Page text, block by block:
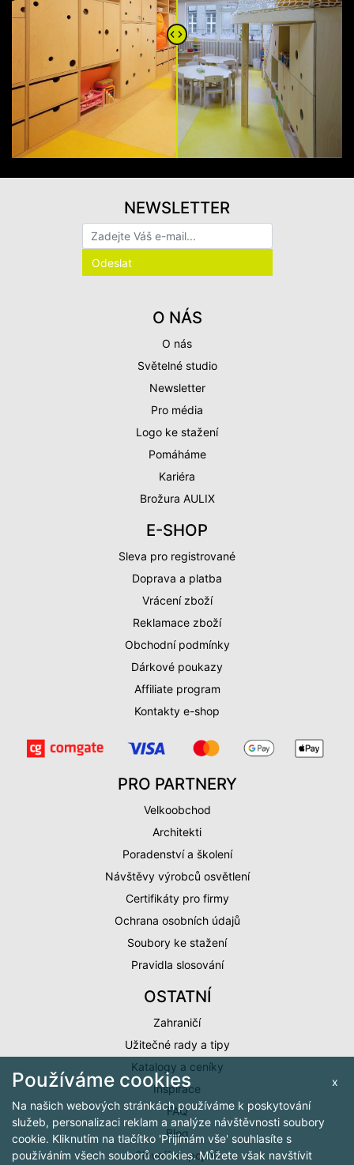
O NÁS
O nás
Světelné studio
Newsletter
Pro média
Logo ke stažení
Pomáháme
Kariéra
Brožura AULIX
E-SHOP
Sleva pro registrované
Doprava a platba
Vrácení zboží
Reklamace zboží
Obchodní podmínky
Dárkové poukazy
Affiliate program
Kontakty e-shop
PRO PARTNERY
Velkoobchod
Architekti
Poradenství a školení
Návštěvy výrobců osvětlení
Certifikáty pro firmy
Ochrana osobních údajů
Soubory ke stažení
Pravidla slosování
OSTATNÍ
Zahraničí
Užitečné rady a tipy
Katalogy a ceníky
Inspirace
FAQ
Blog
Slovníček pojmů
NEWSLETTER
x
Používáme cookies
Na našich webových stránkách používáme k poskytování
služeb, personalizaci reklam a analýze návštěvnosti soubory
cookie. Kliknutím na tlačítko 'Přijímám vše' souhlasíte s
používáním všech souborů cookies. Můžete však navštívit